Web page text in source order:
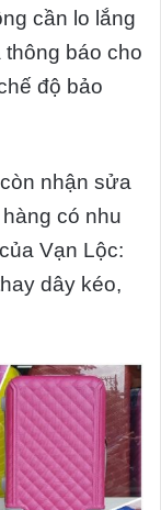
cần lo lắng
báo cho
độ bảo
nhận sửa
có nhu
Vạn Lộc:
dây kéo,